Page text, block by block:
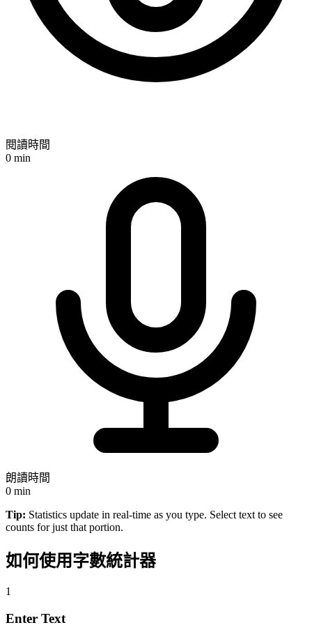
閱讀時間
0 min
朗讀時間
0 min
Tip: Statistics update in real-time as you type. Select text to see
counts for just that portion.
如何使用字數統計器
1
Enter Text